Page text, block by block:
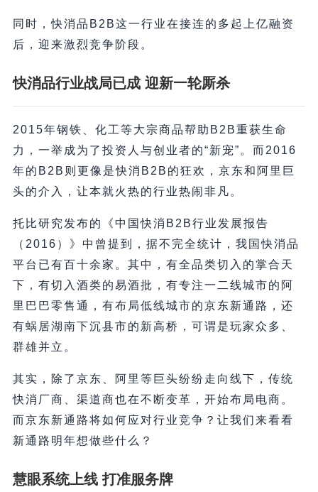
同时，快消品B2B这一行业在接连的多起上亿融资
后，迎来激烈竞争阶段。
快消品行业战局已成 迎新一轮厮杀
2015年钢铁、化工等大宗商品帮助B2B重获生命
力，一举成为了投资人与创业者的“新宠”。而2016
年的B2B则更像是快消B2B的狂欢，京东和阿里巨
头的介入，让本就火热的行业热闹非凡。
托比研究发布的《中国快消B2B行业发展报告
（2016）》中曾提到，据不完全统计，我国快消品
平台已有百十余家。其中，有全品类切入的掌合天
下，有切入酒类的易酒批，有专注一二线城市的阿
里巴巴零售通，有布局低线城市的京东新通路，还
有蜗居湖南下沉县市的新高桥，可谓是玩家众多、
群雄并立。
其实，除了京东、阿里等巨头纷纷走向线下，传统
快消厂商、渠道商也在不断变革，开始布局电商。
而京东新通路将如何应对行业竞争？让我们来看看
新通路明年想做些什么？
慧眼系统上线 打准服务牌